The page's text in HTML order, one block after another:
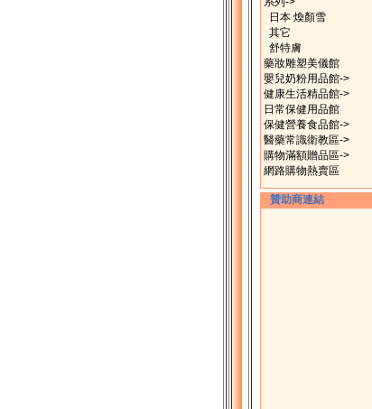
日本 煥顏雪
其它
舒特膚
藥妝雕塑美儀館
嬰兒奶粉用品館->
健康生活精品館->
日常保健用品館
保健營養食品館->
醫藥常識衛教區->
購物滿額贈品區->
網路購物熱賣區
贊助商連結